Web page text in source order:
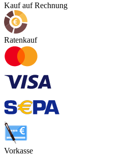
Kauf auf Rechnung
Ratenkauf
Vorkasse